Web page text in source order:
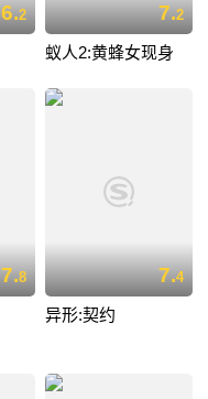
6.2 7.2
蚁人2:黄蜂女现身
7.8 7.4
异形:契约